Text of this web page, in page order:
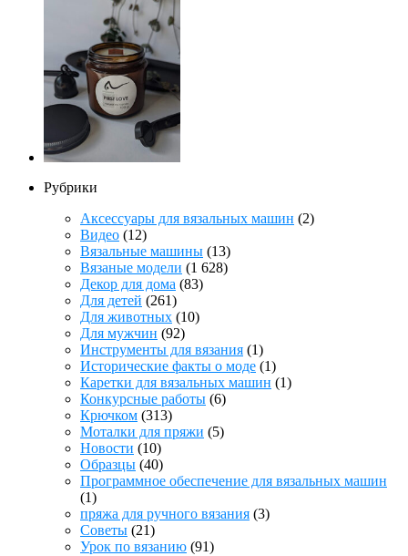
Рубрики
Аксессуары для вязальных машин (2)
Видео (12)
Вязальные машины (13)
Вязаные модели (1 628)
Декор для дома (83)
Для детей (261)
Для животных (10)
Для мужчин (92)
Инструменты для вязания (1)
Исторические факты о моде (1)
Каретки для вязальных машин (1)
Конкурсные работы (6)
Крючком (313)
Моталки для пряжи (5)
Новости (10)
Образцы (40)
Программное обеспечение для вязальных машин
(1)
пряжа для ручного вязания (3)
Советы (21)
Урок по вязанию (91)